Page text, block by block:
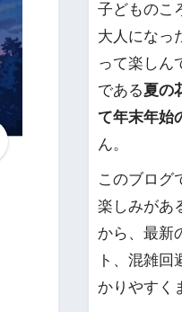
子どものこ
大人になっ
って楽しん
である夏の
て年末年始
ん。
このブログ
楽しみがあ
から、最新
ト、混雑
かりやすく